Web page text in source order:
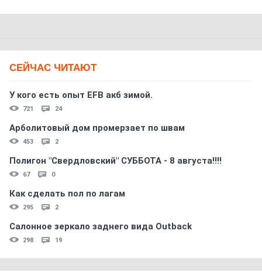
СЕЙЧАС ЧИТАЮТ
У кого есть опыт EFB акб зимой.
721 24
Арболитовый дом промерзает по швам
453 2
Полигон "Свердловский" СУББОТА - 8 августа!!!!
67 0
Как сделать пол по лагам
295 2
Салонное зеркало заднего вида Outback
298 19